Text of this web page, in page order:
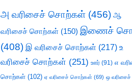
அ வரிசைச் சொற்கள் (456) ஆ
வரிசைச் சொற்கள் (150) இணைச்
(408) இ வரிசைச் சொற்கள் (217) உ
வரிசைச் சொற்கள் (251) ஊர் (91) எ
சொற்கள் (102) ஏ வரிசைச் சொற்கள் (69) ஒ வரிசைச்